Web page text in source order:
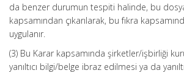
da benzer durumun tespiti halinde, bu
kapsamından çıkarılarak, bu fıkra
uygulanır.
(3) Bu Karar kapsamında şirketler/işbirliği
yanıltıcı bilgi/belge ibraz edilmesi ya da